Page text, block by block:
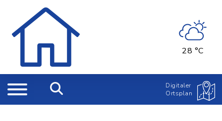
28 °C
Digitaler
Ortsplan